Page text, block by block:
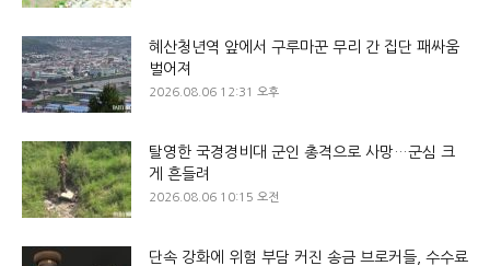
혜산청년역 앞에서 구루마꾼 무리 간 집단 패싸움
벌어져
2026.08.06 12:31 오후
탈영한 국경경비대 군인 총격으로 사망…군심 크
게 흔들려
2026.08.06 10:15 오전
단속 강화에 위험 부담 커진 송금 브로커들, 수수료